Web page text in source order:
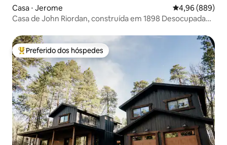
Casa ⋅ Jerome 4,96 de uma
4,96 (889)
Casa de John Riordan, construída em 1898 Desocupada
Entre os melhores preferidos dos hóspedes
Preferido dos hóspedes